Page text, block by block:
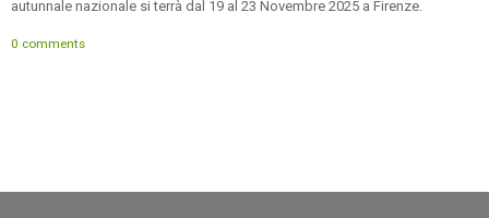
autunnale nazionale si terrà dal 19 al 23 Novembre 2025 a Firenze.
0 comments